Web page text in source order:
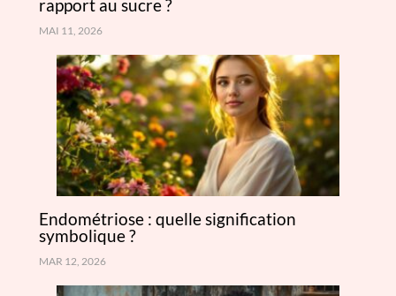
rapport au sucre ?
MAI 11, 2026
Endométriose : quelle signification
symbolique ?
MAR 12, 2026